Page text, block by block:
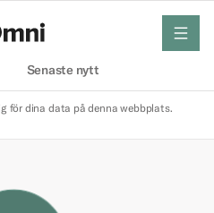
Senaste nytt
meny
för dina data på denna webbplats.